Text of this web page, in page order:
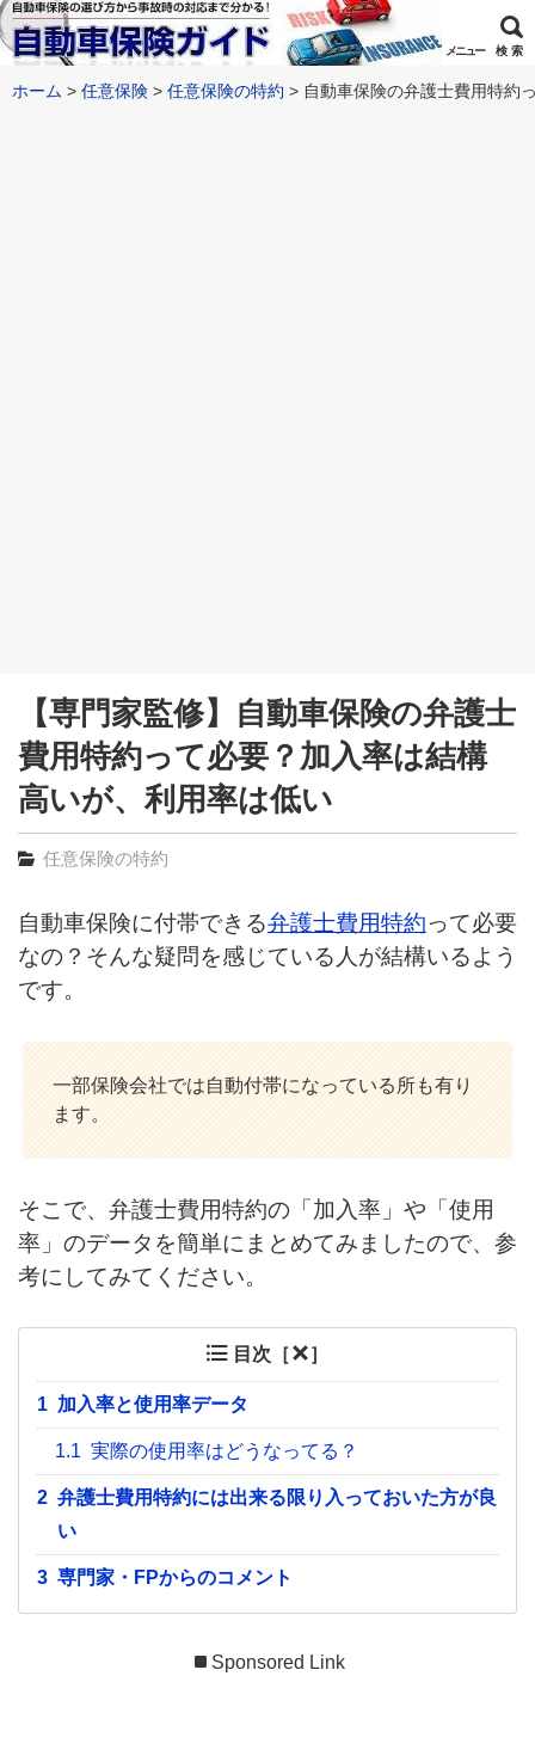
メニュー 検 索
ホーム 任意保険 任意保険の特約 自動車保険の弁護士費用特約
【専門家監修】自動車保険の弁護士
費用特約って必要？加入率は結構
高いが、利用率は低い
任意保険の特約
自動車保険に付帯できる弁護士費用特約って必要
なの？そんな疑問を感じている人が結構いるよう
です。
一部保険会社では自動付帯になっている所も有り
ます。
そこで、弁護士費用特約の「加入率」や「使用
率」のデータを簡単にまとめてみましたので、参
考にしてみてください。
目次［ ］
1 加入率と使用率データ
1.1 実際の使用率はどうなってる？
2 弁護士費用特約には出来る限り入っておいた方が良
い
3 専門家・FPからのコメント
Sponsored Link